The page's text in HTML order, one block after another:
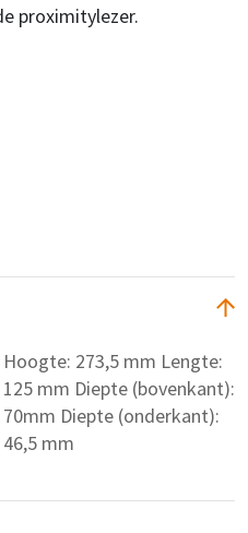
proximitylezer.
Hoogte: 273,5 mm Lengte:
125 mm Diepte (bovenkant):
70mm Diepte (onderkant):
46,5 mm